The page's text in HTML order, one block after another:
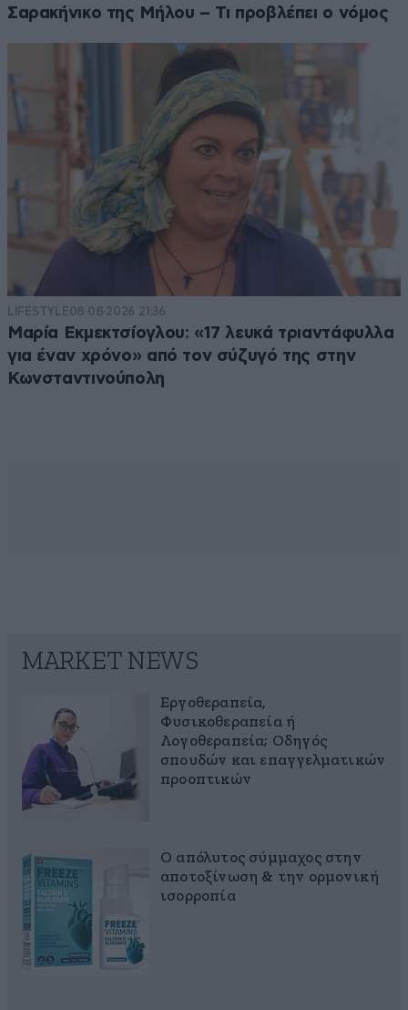
Σαρακήνικο της Μήλου – Τι προβλέπει ο νόμος
LIFESTYLE08·08·2026 21:36
Μαρία Εκμεκτσίογλου: «17 λευκά τριαντάφυλλα
για έναν χρόνο» από τον σύζυγό της στην
Κωνσταντινούπολη
MARKET NEWS
Εργοθεραπεία,
Φυσικοθεραπεία ή
Λογοθεραπεία; Οδηγός
σπουδών και επαγγελματικών
προοπτικών
Ο απόλυτος σύμμαχος στην
αποτοξίνωση & την ορμονική
ισορροπία